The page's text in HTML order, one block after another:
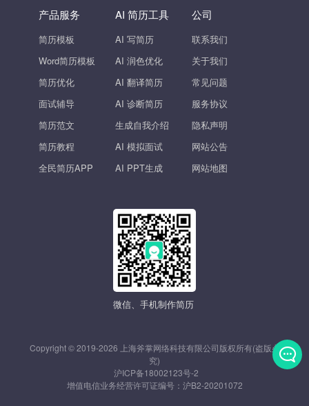
产品服务
简历模板
Word简历模板
简历优化
面试辅导
简历范文
简历教程
全民简历APP
AI 简历工具
AI 写简历
AI 润色优化
AI 翻译简历
AI 诊断简历
生成自我介绍
AI 模拟面试
AI PPT生成
公司
联系我们
关于我们
常见问题
服务协议
隐私声明
网站公告
网站地图
微信、手机制作简历
Copyright © 2019-2026 上海斧掌网络科技有限公司版权所有(盗版必
究)
沪ICP备18002123号-2
增值电信业务经营许可证编号： 沪B2-20201072